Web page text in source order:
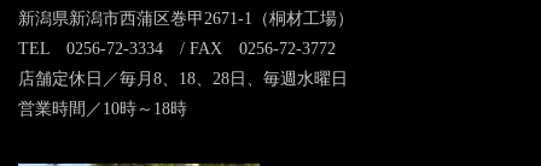
新潟県新潟市西蒲区巻甲2671-1（桐材工場）
TEL 0256-72-3334 / FAX 0256-72-3772
店舗定休日／毎月8、18、28日、毎週水曜日
営業時間／10時～18時